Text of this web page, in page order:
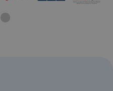
Slide
Two